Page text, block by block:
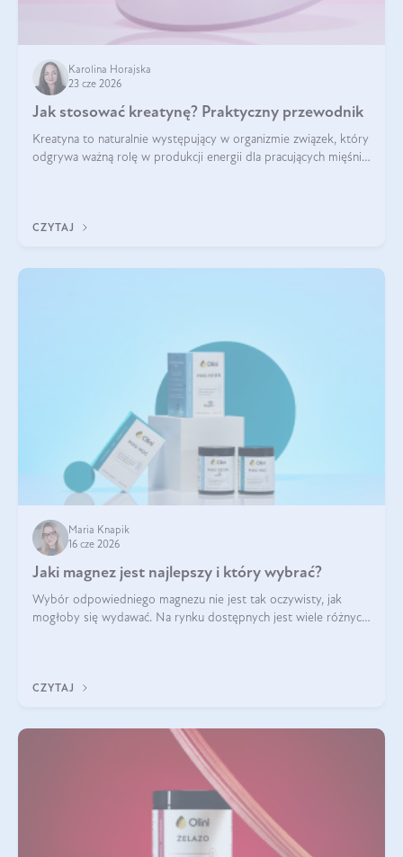
Karolina Horajska
23 cze 2026
Jak stosować kreatynę? Praktyczny przewodnik
Kreatyna to naturalnie występujący w organizmie związek, który
odgrywa ważną rolę w produkcji energii dla pracujących mięśni.
CZYTAJ
Maria Knapik
16 cze 2026
Jaki magnez jest najlepszy i który wybrać?
Wybór odpowiedniego magnezu nie jest tak oczywisty, jak
mogłoby się wydawać. Na rynku dostępnych jest wiele różnych
CZYTAJ